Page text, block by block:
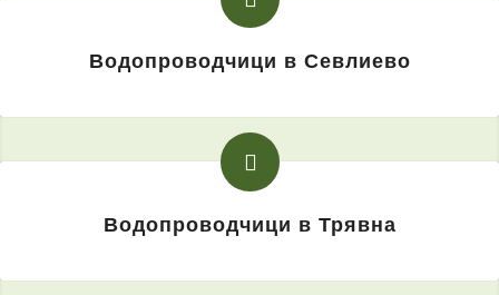
Водопроводчици в Севлиево
Водопроводчици в Трявна